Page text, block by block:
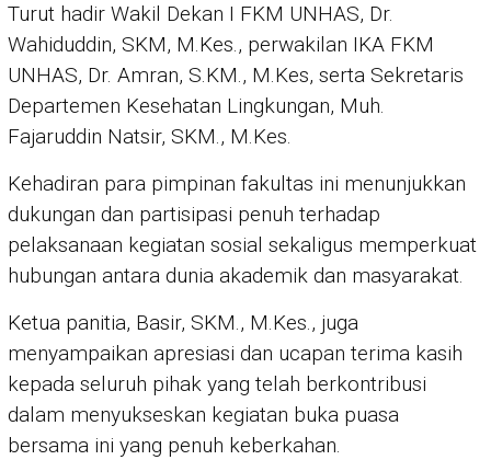
Turut hadir Wakil Dekan I FKM UNHAS, Dr.
Wahiduddin, SKM, M.Kes., perwakilan IKA FKM
UNHAS, Dr. Amran, S.KM., M.Kes, serta Sekretaris
Departemen Kesehatan Lingkungan, Muh.
Fajaruddin Natsir, SKM., M.Kes.
Kehadiran para pimpinan fakultas ini menunjukkan
dukungan dan partisipasi penuh terhadap
pelaksanaan kegiatan sosial sekaligus memperkuat
hubungan antara dunia akademik dan masyarakat.
Ketua panitia, Basir, SKM., M.Kes., juga
menyampaikan apresiasi dan ucapan terima kasih
kepada seluruh pihak yang telah berkontribusi
dalam menyukseskan kegiatan buka puasa
bersama ini yang penuh keberkahan.